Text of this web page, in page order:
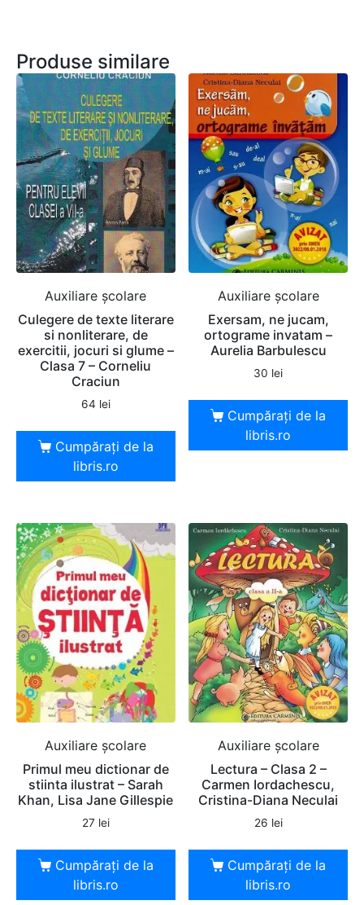
Produse similare
Auxiliare şcolare
Culegere de texte literare
si nonliterare, de
exercitii, jocuri si glume –
Clasa 7 – Corneliu
Craciun
64 lei
Cumpărați de la
libris.ro
Auxiliare şcolare
Exersam, ne jucam,
ortograme invatam –
Aurelia Barbulescu
30 lei
Cumpărați de la
libris.ro
Auxiliare şcolare
Primul meu dictionar de
stiinta ilustrat – Sarah
Khan, Lisa Jane Gillespie
27 lei
Cumpărați de la
libris.ro
Auxiliare şcolare
Lectura – Clasa 2 –
Carmen Iordachescu,
Cristina-Diana Neculai
26 lei
Cumpărați de la
libris.ro